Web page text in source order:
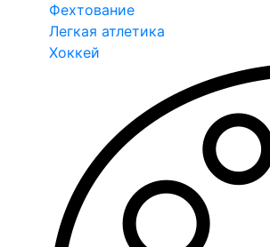
Фехтование
Легкая атлетика
Хоккей